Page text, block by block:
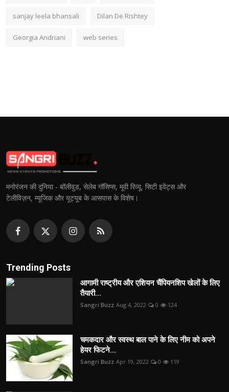
sanjay leela bhansali Dilan De Rishtey
Georgia Andriani web series
मनोरंजन की दुनिया - बॉलीवुड, सेलेब गॉसिप्स, मूवी रिव्यू, सिटी इवेंट्स और
टेलीविज़न, म्यूजिक और यूट्यूब के आसपास के विशेष।
Trending Posts
आगामी राष्ट्रीय और एशियन चैंपियनशिप खेलों के लिए
तैयारी...
Sangri Buzz Aug 4, 2022 0 124
चमकदार और स्वस्थ बाल पाने के लिए नीम को अपने
हेयर फिटने...
Sangri Buzz Apr 19, 2022 0 119